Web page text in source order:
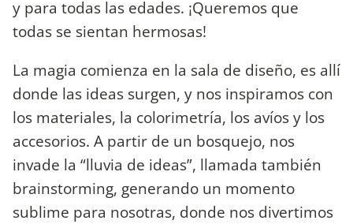
y para todas las edades. ¡Queremos que
todas se sientan hermosas!
La magia comienza en la sala de diseño, es allí
donde las ideas surgen, y nos inspiramos con
los materiales, la colorimetría, los avíos y los
accesorios. A partir de un bosquejo, nos
invade la “lluvia de ideas”, llamada también
brainstorming, generando un momento
sublime para nosotras, donde nos divertimos